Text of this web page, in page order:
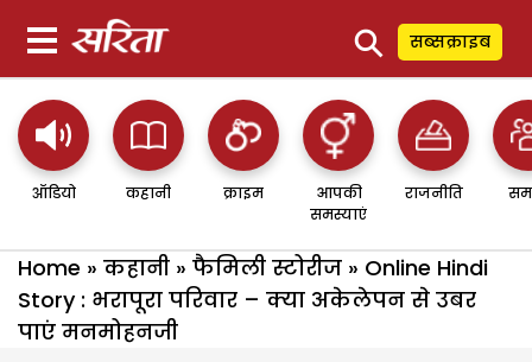
⚲ सब्सक्राइब
ऑडियो कहानी क्राइम
आपकी
समस्याएं
राजनीति
Home » कहानी » फैमिली स्टोरीज » Online Hindi
Story : भरापूरा परिवार – क्या अकेलेपन से उबर
पाएं मनमोहनजी